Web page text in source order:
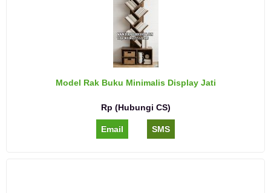
Model Rak Buku Minimalis Display Jati
Rp (Hubungi CS)
Email SMS